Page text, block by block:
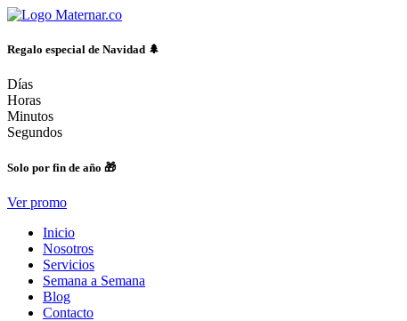
Ir
contenido
Regalo especial de Navidad 🌲
Días
Horas
Minutos
Segundos
Solo por fin de año 🎁
Ver promo
Inicio
Nosotros
Servicios
Semana a Semana
Blog
Contacto